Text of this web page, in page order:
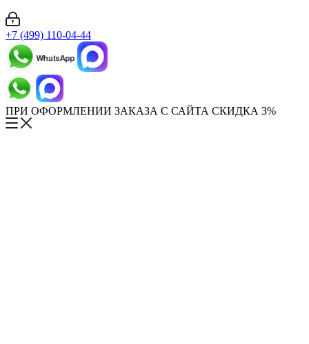
+7 (499) 110-04-44
ПРИ ОФОРМЛЕНИИ ЗАКАЗА С САЙТА СКИДКА 3%